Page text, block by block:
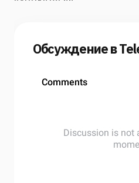
Обсуждение в